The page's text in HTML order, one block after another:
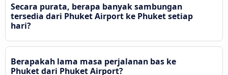
Secara purata, berapa banyak sambungan
tersedia dari Phuket Airport ke Phuket setiap
hari?
Berapakah lama masa perjalanan bas ke
Phuket dari Phuket Airport?